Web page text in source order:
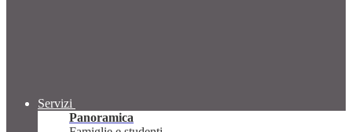
Servizi
Panoramica